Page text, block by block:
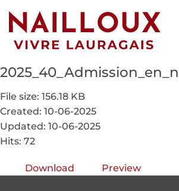
File size: 156.18 KB
Created: 10-06-2025
Updated: 10-06-2025
Hits: 72
Download Preview